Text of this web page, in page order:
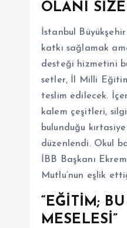
OLANI
İstanbul
katkı sağlamak
desteği hizmetini
setler, İl Milli
teslim edilecek.
kalem çeşitleri,
bulunduğu
düzenlendi. Okul
İBB Başkanı
Mutlu’nun eşlik
“EĞİTİM;
MESELESİ”